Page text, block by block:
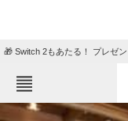
🎁 Switch 2もあたる！ プレゼ
ねとらぼメニュー